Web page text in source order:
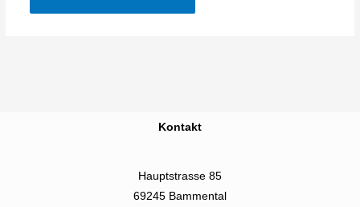
Kontakt
Hauptstrasse 85
69245 Bammental